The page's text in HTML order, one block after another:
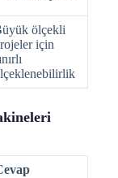
ölçekli
için